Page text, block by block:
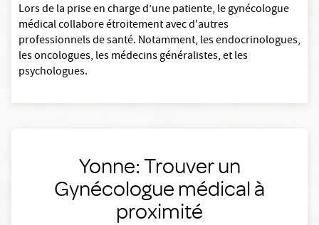
Lors de la prise en charge d’une patiente, le gynécologue
médical collabore étroitement avec d'autres
professionnels de santé. Notamment, les endocrinologues,
les oncologues, les médecins généralistes, et les
psychologues.
Yonne: Trouver un
Gynécologue médical à
proximité